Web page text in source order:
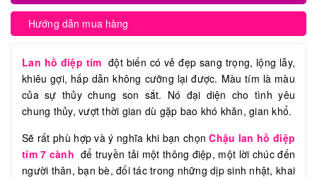
Hướng dẫn mua hàng
Lan hồ điệp tím đột biến có vẻ đẹp sang trọng, lộng lẫy,
khiêu gợi, hấp dẫn không cưỡng lại được. Màu tím là màu
của sự thủy chung son sắt. Nó đại diện cho tình yêu
chung thủy, vượt thời gian dù gặp bao khó khăn, gian khổ.
Sẽ rất phù hợp và ý nghĩa khi bạn chọnChậu lan hồ điệp
tím 7 cành để truyền tải một thông điệp, một lời chúc đến
người thân, bạn bè, đối tác trong những dịp sinh nhật, khai